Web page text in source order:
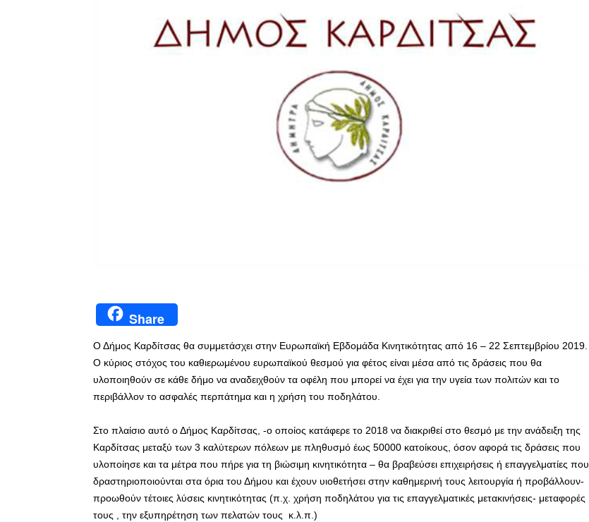
Share
Ο Δήμος Καρδίτσας θα συμμετάσχει στην Ευρωπαϊκή Εβδομάδα Κινητικότητας από 16 – 22 Σεπτεμβρίου 2019.
Ο κύριος στόχος του καθιερωμένου ευρωπαϊκού θεσμού για φέτος είναι μέσα από τις δράσεις που θα
υλοποιηθούν σε κάθε δήμο να αναδειχθούν τα οφέλη που μπορεί να έχει για την υγεία των πολιτών και το
περιβάλλον το ασφαλές περπάτημα και η χρήση του ποδηλάτου.
Στο πλαίσιο αυτό ο Δήμος Καρδίτσας, -ο οποίος κατάφερε το 2018 να διακριθεί στο θεσμό με την ανάδειξη της
Καρδίτσας μεταξύ των 3 καλύτερων πόλεων με πληθυσμό έως 50000 κατοίκους, όσον αφορά τις δράσεις που
υλοποίησε και τα μέτρα που πήρε για τη βιώσιμη κινητικότητα – θα βραβεύσει επιχειρήσεις ή επαγγελματίες που
δραστηριοποιούνται στα όρια του Δήμου και έχουν υιοθετήσει στην καθημερινή τους λειτουργία ή προβάλλουν-
προωθούν τέτοιες λύσεις κινητικότητας (π.χ. χρήση ποδηλάτου για τις επαγγελματικές μετακινήσεις- μεταφορές
τους , την εξυπηρέτηση των πελατών τους κ.λ.π.)